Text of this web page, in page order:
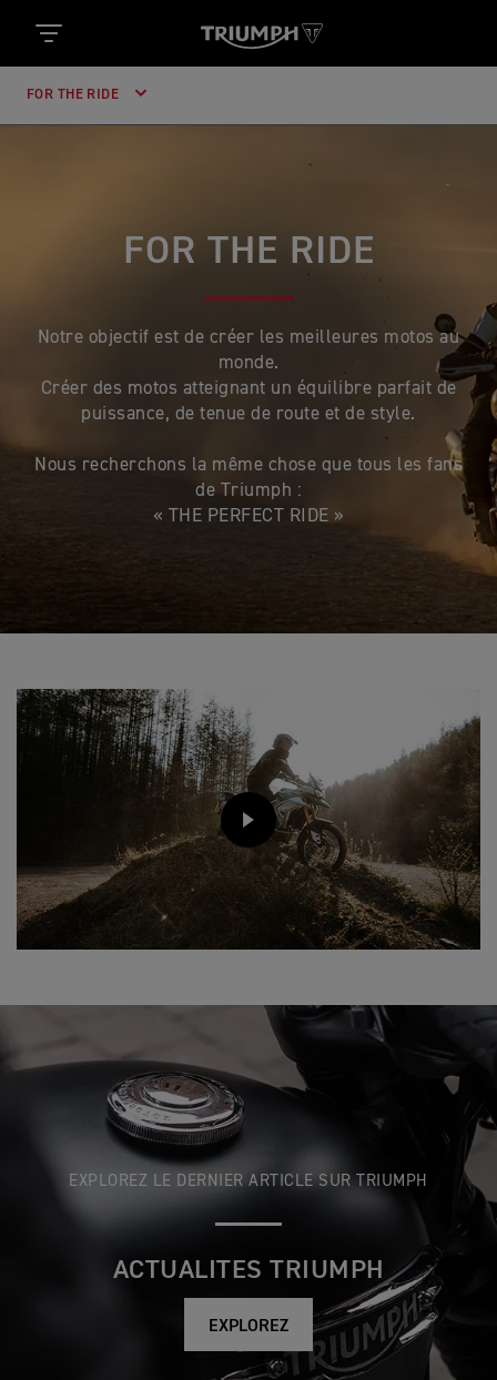
FOR THE RIDE
FOR THE RIDE
Notre objectif est de créer les meilleures motos au
monde.
Créer des motos atteignant un équilibre parfait de
puissance, de tenue de route et de style.
Nous recherchons la même chose que tous les fans
de Triumph :
« THE PERFECT RIDE »
PLAY
EXPLOREZ LE DERNIER ARTICLE SUR TRIUMPH
ACTUALITES TRIUMPH
EXPLOREZ